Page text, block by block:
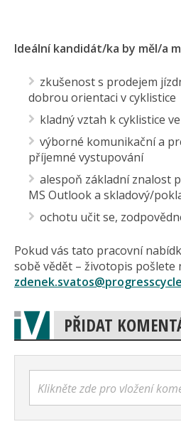
Ideální kandidát/ka by měl/a
zkušenost s prodejem
dobrou orientaci v cyklistice
kladný vztah k cyklistice
výborné komunikační a
příjemné vystupování
alespoň základní znalost
MS Outlook a skladový/
ochotu učit se,
Pokud vás tato pracovní
sobě vědět – životopis pošlete
PŘIDAT
Klikněte zde pro vložení